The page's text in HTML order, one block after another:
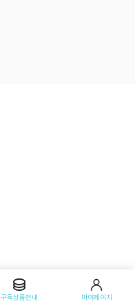
구독상품안내 마이페이지